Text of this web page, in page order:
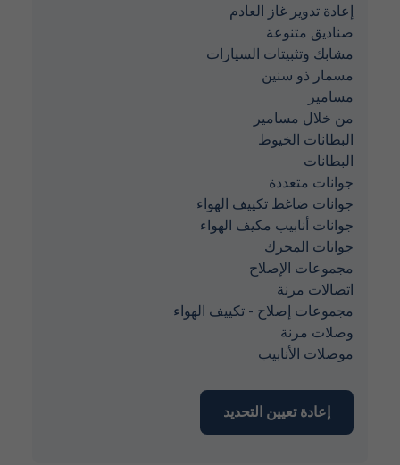
إعادة تدوير غاز العادم
صناديق متنوعة
مشابك وتثبيتات السيارات
مسمار ذو سنين
مسامير
من خلال مسامير
البطانات الخيوط
البطانات
جوانات متعددة
جوانات ضاغط تكييف الهواء
جوانات أنابيب مكيف الهواء
جوانات المحرك
مجموعات الإصلاح
اتصالات مرنة
مجموعات إصلاح - تكييف الهواء
وصلات مرنة
موصلات الأنابيب
إعادة تعيين التحديد